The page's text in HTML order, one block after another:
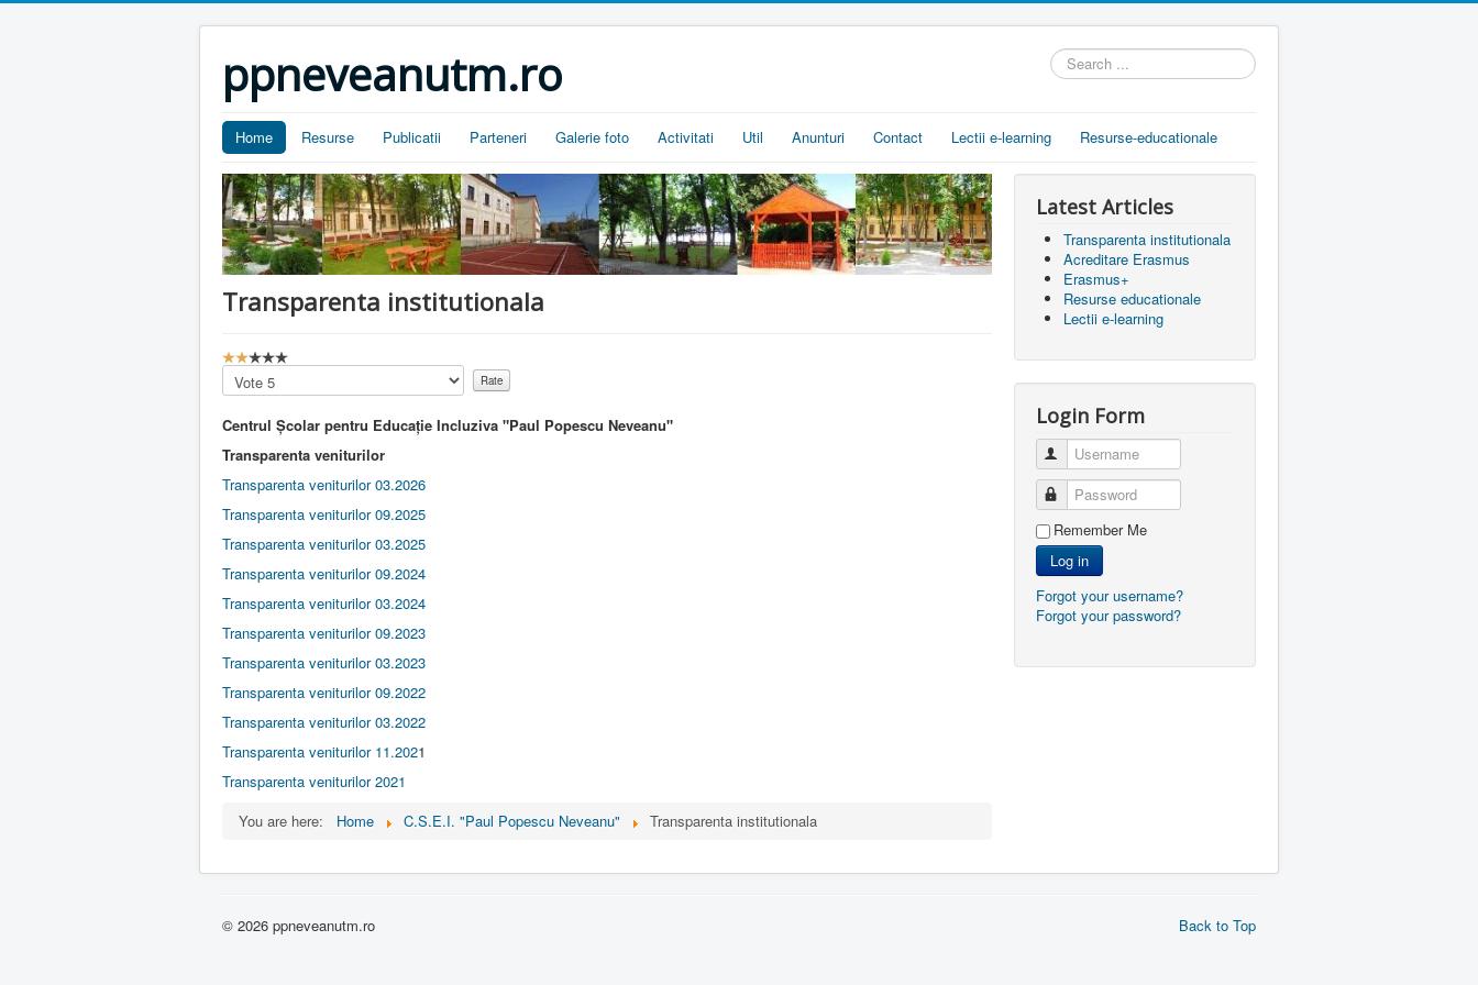
ppneveanutm.ro
Search
...
Home Resurse Publicatii Parteneri Galerie foto Activitati Util Anunturi Contact Lectii e-learning Resurse-educationale
Transparenta institutionala
U
s
e
R
a
n
:
/
5
Please
Rate
Centrul Școlar pentru Educație Incluziva "Paul Popescu Neveanu"
Transparenta veniturilor
Transparenta veniturilor 03.2026
Transparenta veniturilor 09.2025
Transparenta veniturilor 03.2025
Transparenta veniturilor 09.2024
Transparenta veniturilor 03.2024
Transparenta veniturilor 09.2023
Transparenta veniturilor 03.2023
Transparenta veniturilor 09.2022
Transparenta veniturilor 03.2022
Transparenta veniturilor 11.2021
Transparenta veniturilor 2021
You are here:
Home C.S.E.I. "Paul Popescu Neveanu" Transparenta institutionala
Latest Articles
Transparenta institutionala
Acreditare Erasmus
Erasmus+
Resurse educationale
Lectii e-learning
Login Form
Username
Password
Remember Me
Log in
Forgot your username?
Forgot your password?
Back to Top
© 2026 ppneveanutm.ro